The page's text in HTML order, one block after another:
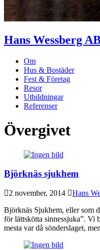
Hans Wessberg
Om
Hus & Bostäder
Fest & Företag
Resor
Utbildningar
Referenser
Övergivet
Björknäs sjukhem
2 november, 2014 Hans
Björknäs Sjukhem, eller som
för lättskötta sinnessjuka”. Vi
mesta var då sönderslaget,